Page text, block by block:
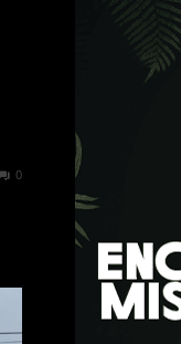
0